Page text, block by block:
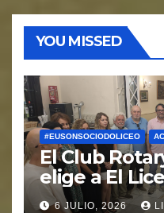
YOU MISSED
#EUSONSOCIODOLICEO
El Club
elige a El
para la
6 JULIO, 2026